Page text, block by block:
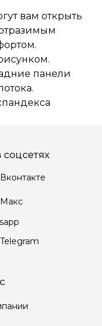
вам открыть
панели
Вконтакте
Макс
Telegram